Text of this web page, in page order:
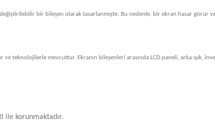
bir bileşen olarak tasarlanmıştır. Bu nedenle, bir ekran hasar görür
teknolojilerle mevcuttur. Ekranın bileşenleri arasında LCD paneli, arka ışık,
ile korunmaktadır.